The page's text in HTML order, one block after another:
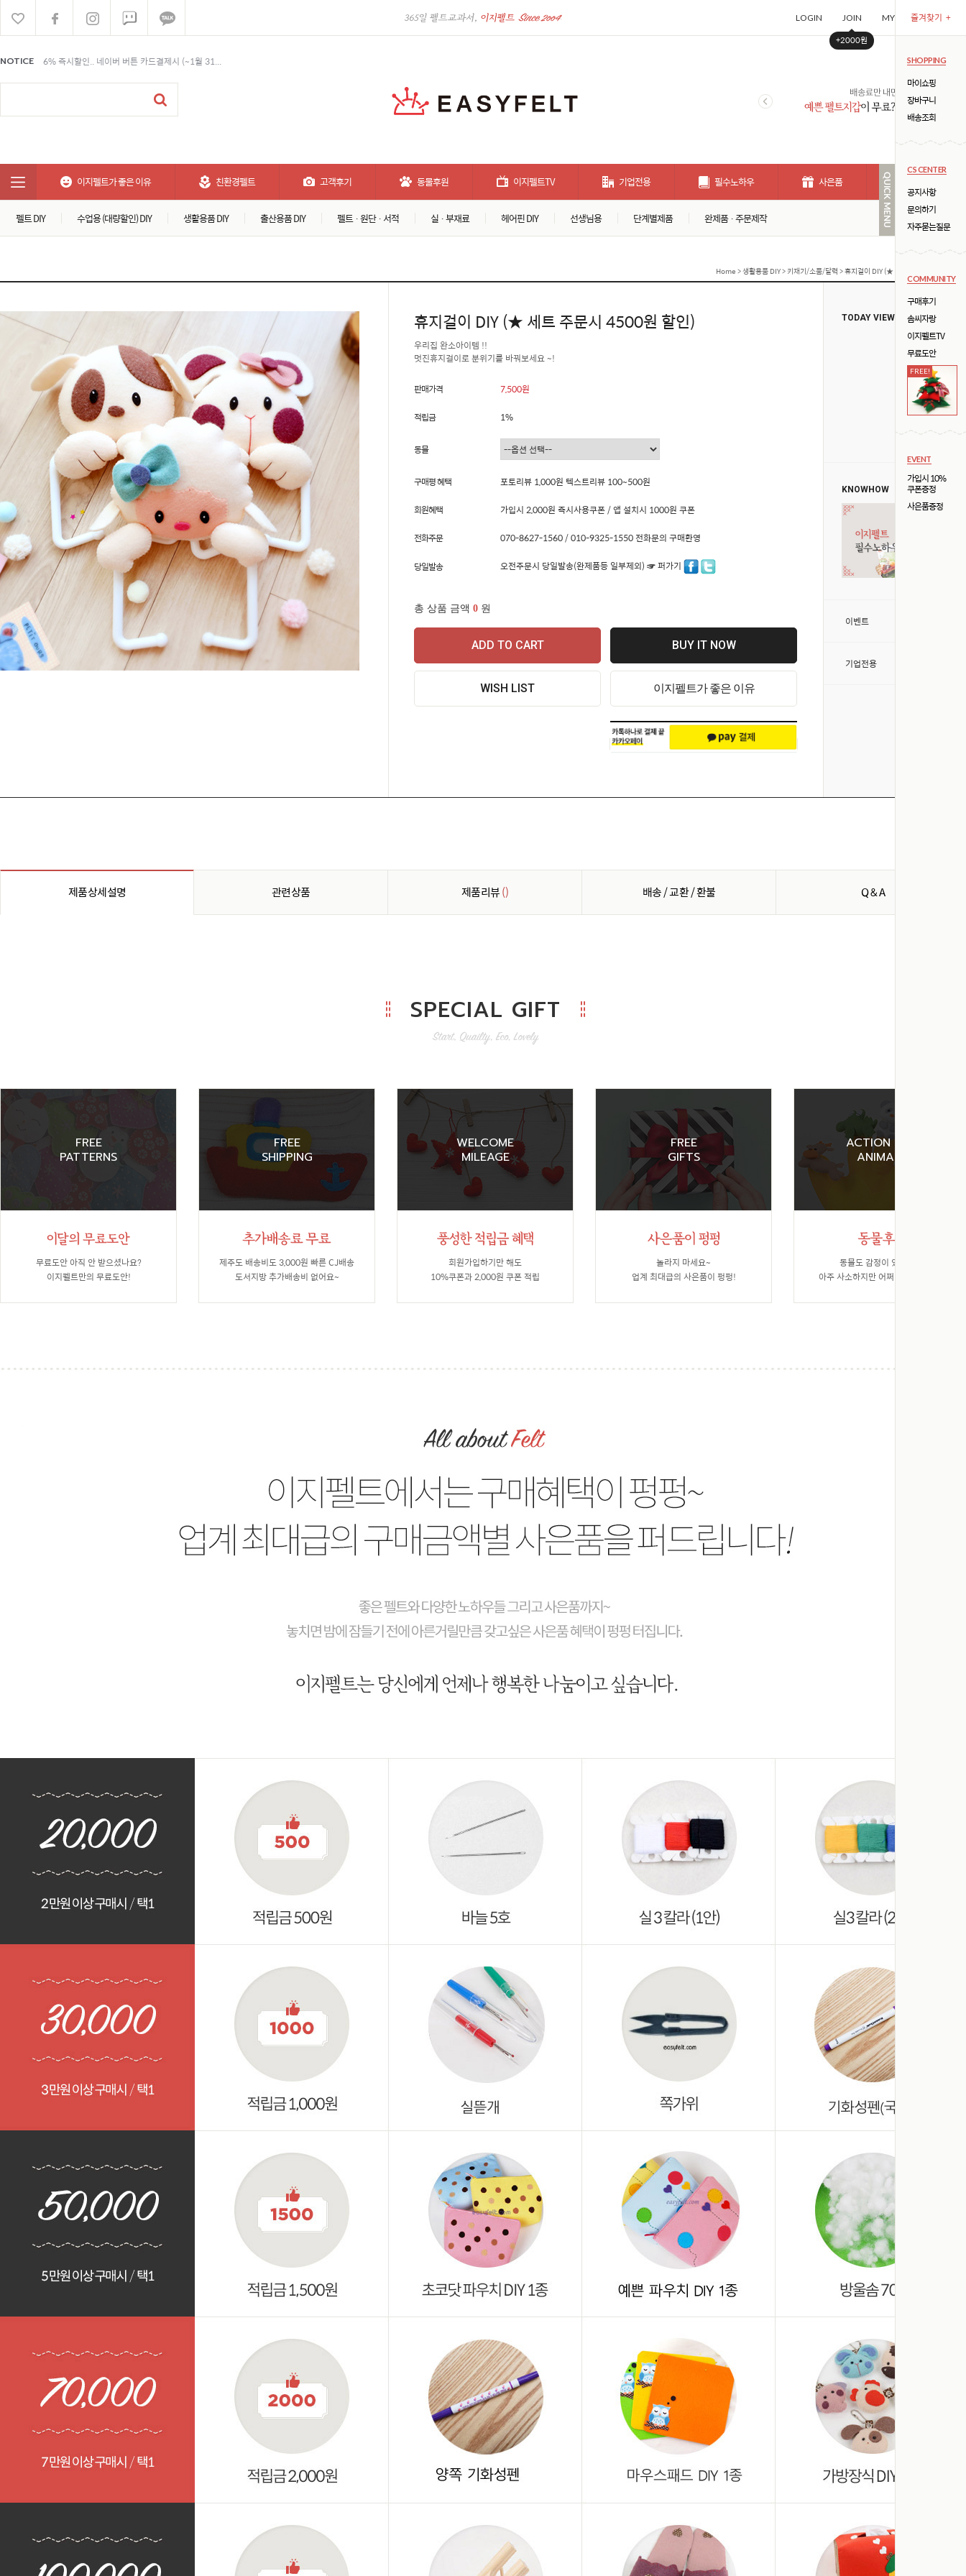
즐겨찾기 +
SHOPPING
마이쇼핑
장바구니
배송조회
CS CENTER
공지사항
문의하기
자주묻는질문
COMMUNITY
구매후기
솜씨자랑
이지펠트TV
무료도안
FREE!
EVENT
가입시 10%
쿠폰증정
사은품증정
LOGIN JOIN
+2000원
MYPAGE CART (
NOTICE
6% 즉시할인.. 네이버 버튼 카드결제시 (~1월 31...
이지펠트가 좋은 이유 친환경펠트 고객후기 동물후원 이지펠트TV 기업전용 필수노하우 사은품
펠트 DIY 수업용 (대량할인) DIY 생활용품 DIY 출산용품 DIY 펠트 · 원단 · 서적 실 · 부재료 헤어핀 DIY 선생님용 단계별제품 완제품 · 주문제작
Home>생활용품 DIY>키재기/소품/달력> 휴지걸이 DIY (★ 세트 주문시 4500원 할
휴지걸이 DIY (★ 세트 주문시 4500원 할인)
우리집 완소아이템 !!
멋진휴지걸이로 분위기를 바꿔보세요 ~!
판매가격 7,500원
적립금 1%
동물
구매평 혜택 포토리뷰 1,000원 텍스트리뷰 100~500원
회원혜택 가입시 2,000원 즉시사용쿠폰 / 앱 설치시 1000원 쿠폰
전화주문 070-8627-1560 / 010-9325-1550 전화문의 구매환영
당일발송 오전주문시 당일발송(완제품등 일부제외) ☞ 퍼가기
총 상품 금액 0 원
ADD TO CART BUY IT NOW
WISH LIST 이지펠트가 좋은 이유
TODAY VIEW
KNOWHOW
이벤트
기업전용
제품상세설명 관련상품 제품리뷰() 배송 / 교환 / 환불 Q & A
SPECIAL GIFT
FREE
PATTERNS
무료도안 아직 안 받으셨나요?
이지펠트만의 무료도안!
FREE
SHIPPING
제주도 배송비도 3,000원 빠른 CJ배송
도서지방 추가배송비 없어요~
WELCOME
MILEAGE
회원가입하기만 해도
10%쿠폰과 2,000원 쿠폰 적립
FREE
GIFTS
놀라지 마세요~
업계 최대급의 사은품이 펑펑!
ACTION FOR
ANIMALS
동물도 감정이 있습니다.
아주 사소하지만 어쩌면 가장 소중한